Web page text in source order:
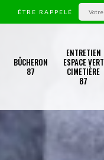
ÊTRE RAPPELÉ
BÛCHERON
87
ENTRETIEN
ESPACE VERT
CIMETIÈRE
87